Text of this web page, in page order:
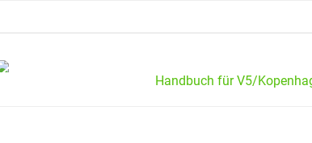
Handbuch für V5/